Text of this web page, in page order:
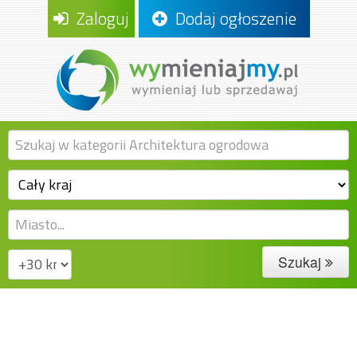
Zaloguj Dodaj ogłoszenie
Szukaj